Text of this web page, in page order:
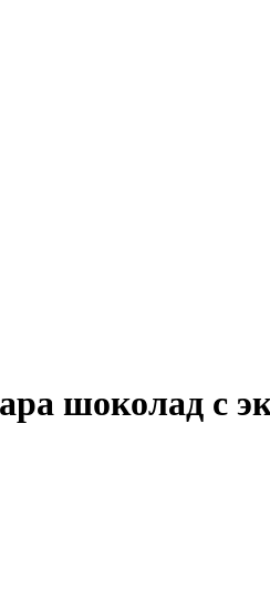
шоколад с